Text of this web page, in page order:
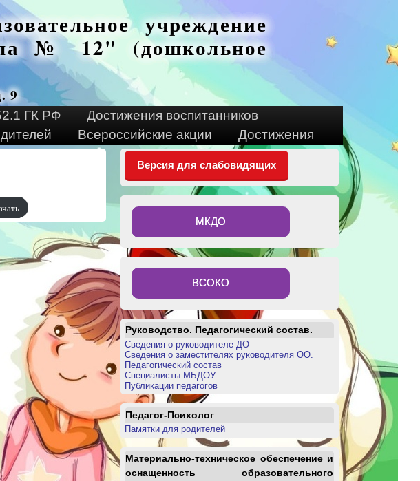
учреждение
№ 12" (дошкольное
9
ГК РФ
Достижения воспитанников
Всероссийские акции Достижения
Версия для слабовидящих
МКДО
ВСОКО
Руководство. Педагогический состав.
Сведения о руководителе ДО
Сведения о заместителях руководителя ОО.
Педагогический состав
Специалисты МБДОУ
Публикации педагогов
Педагог-Психолог
Памятки для родителей
Материально-техническое обеспечение и
оснащенность образовательного